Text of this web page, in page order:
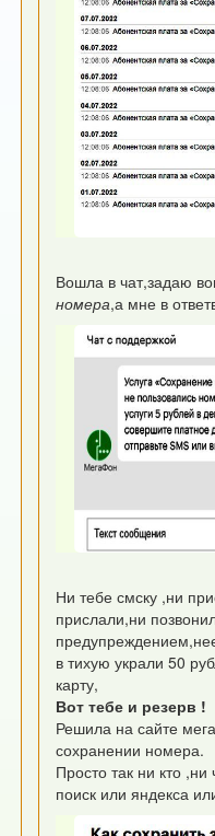
Вошла в чат,задаю
номера,а мне в
Ни тебе смску ,ни
прислали,ни
в тихую украли 50
карту,
Вот тебе и резерв !
Решила на сайте
сохранении номера.
Просто так ни кто ,ни
поиск или яндекса